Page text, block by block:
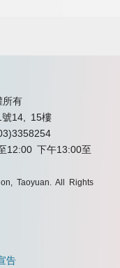
所有
號14, 15樓
12:00 下午13:00至
Taoyuan. All Rights
告